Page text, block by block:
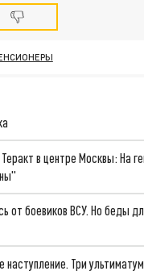
в центре Москвы: На
от боевиков ВСУ. Но беды
Три